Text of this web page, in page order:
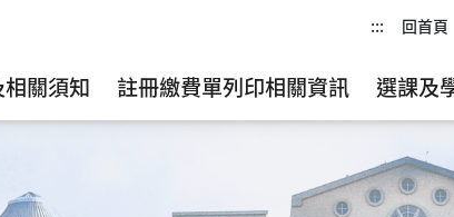
::: 回首頁
關須知 註冊繳費單列印相關資訊 選課及